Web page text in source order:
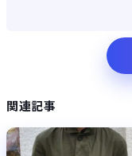
関連記事